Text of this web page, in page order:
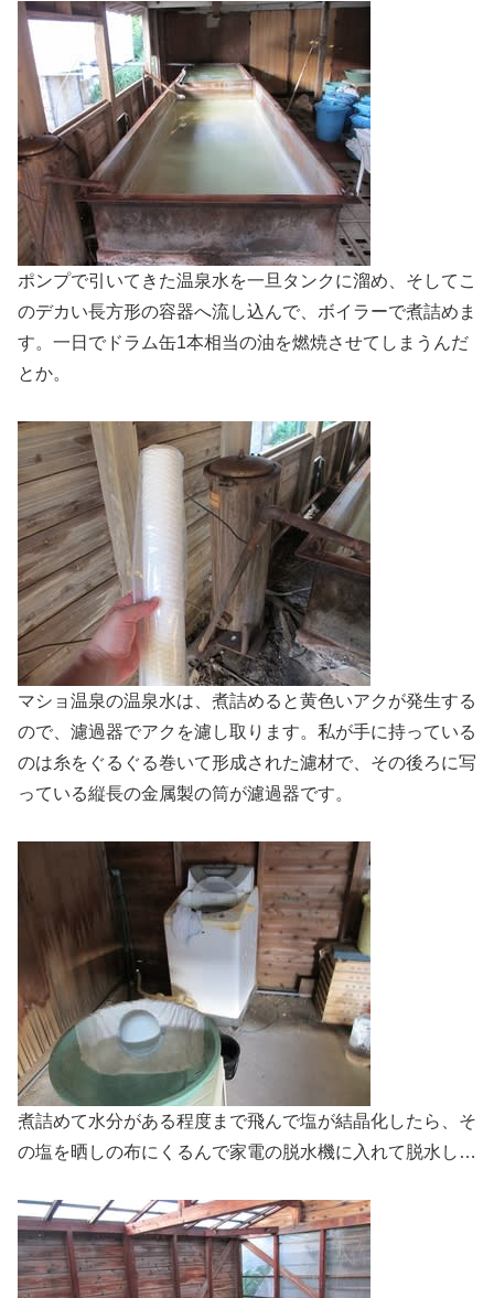
ポンプで引いてきた温泉水を一旦タンクに溜め、そしてこ
のデカい長方形の容器へ流し込んで、ボイラーで煮詰めま
す。一日でドラム缶1本相当の油を燃焼させてしまうんだ
とか。
マショ温泉の温泉水は、煮詰めると黄色いアクが発生する
ので、濾過器でアクを濾し取ります。私が手に持っている
のは糸をぐるぐる巻いて形成された濾材で、その後ろに写
っている縦長の金属製の筒が濾過器です。
煮詰めて水分がある程度まで飛んで塩が結晶化したら、そ
の塩を晒しの布にくるんで家電の脱水機に入れて脱水し…